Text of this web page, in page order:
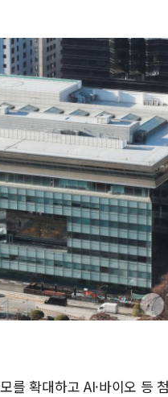
를 확대하고 AI·바이오 등